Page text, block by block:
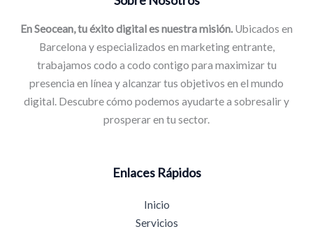
En Seocean, tu éxito digital es nuestra misión. Ubicados en
Barcelona y especializados en marketing entrante,
trabajamos codo a codo contigo para maximizar tu
presencia en línea y alcanzar tus objetivos en el mundo
digital. Descubre cómo podemos ayudarte a sobresalir y
prosperar en tu sector.
Enlaces Rápidos
Inicio
Servicios